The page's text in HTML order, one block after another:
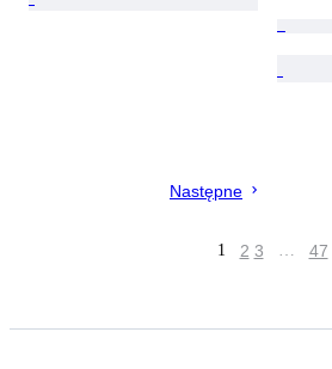
Następne
1 2 3 … 47